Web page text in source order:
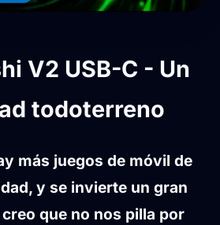
V2 USB-C - Un
todoterreno
más juegos de móvil de
y se invierte un gran
que no nos pilla por